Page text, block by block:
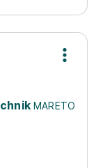
MARETO